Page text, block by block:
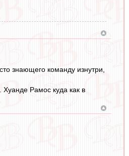
знающего команду изнутри,
Рамос куда как в